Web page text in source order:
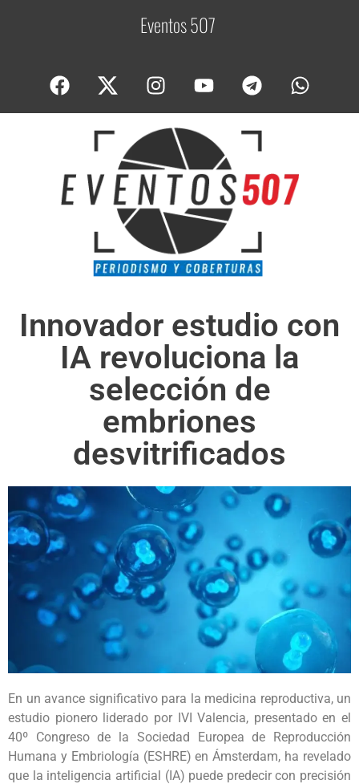
Eventos 507C
Innovador estudio con
IA revoluciona la
selección de
embriones
desvitrificados
En un avance significativo para la medicina reproductiva, un
estudio pionero liderado por IVI Valencia, presentado en el
40º Congreso de la Sociedad Europea de Reproducción
Humana y Embriología (ESHRE) en Ámsterdam, ha revelado
que la inteligencia artificial (IA) puede predecir con precisión